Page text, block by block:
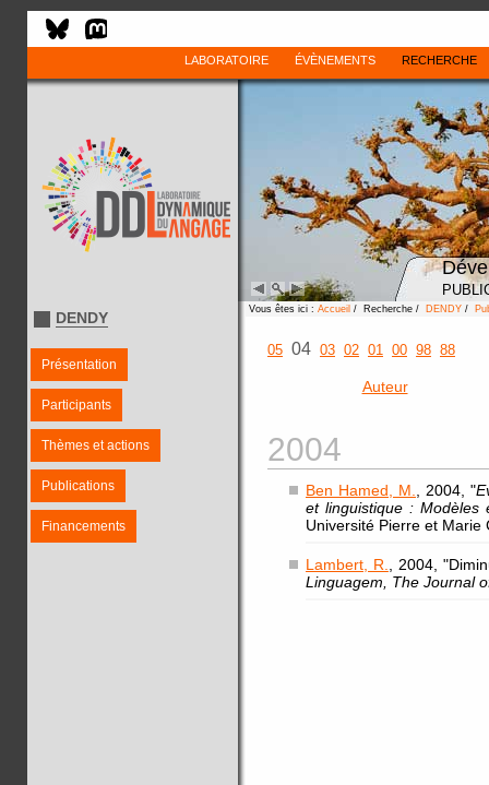
LABORATOIRE ÉVÈNEMENTS RECHERCHE
DENDY
Présentation
Participants
Thèmes et actions
Publications
Financements
Vous êtes ici : Accueil / Recherche / DENDY /
05 04 03 02 01 00 98 88
Auteur
2004
Ben Hamed, M. , 2004, "
et linguistique : Modèles
Université Pierre et Marie
Lambert, R.
, 2004,
Linguagem, The Journal